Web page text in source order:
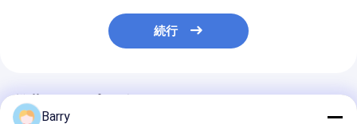
続行
推薦されたプロダクト
Barry